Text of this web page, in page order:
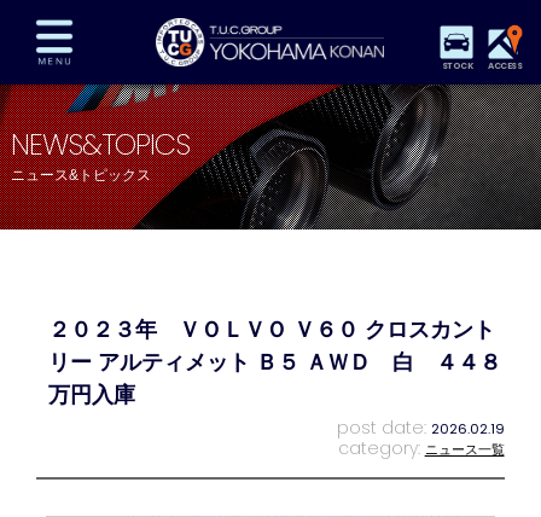
STOCK ACCESS
在庫車両情報 保証&サービス パーツリスト
TUCとは？ 店舗情報 アクセスマップ
全国納車 特別作業 注文販売
プライバシーポリシー スタッフblog 納車blog
NEWS&TOPICS
ニュース&トピックス
２０２３年 ＶＯＬＶＯ Ｖ６０ クロスカント
リー アルティメット Ｂ５ ＡＷＤ 白 ４４８
万円入庫
post date: 2026.02.19
category: ニュース一覧